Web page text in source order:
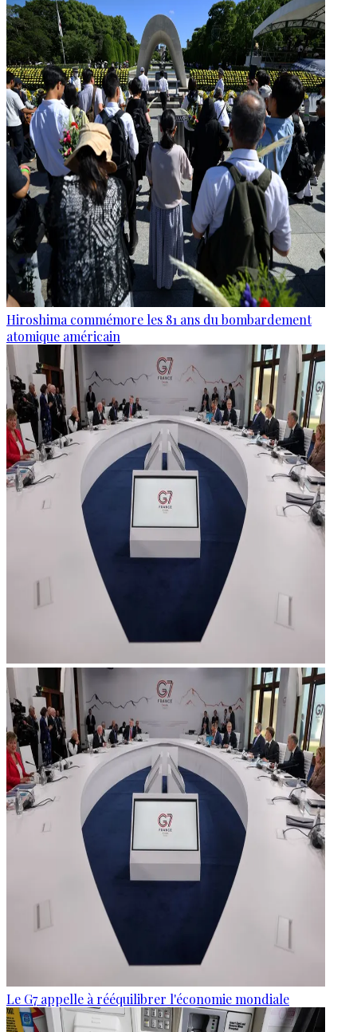
Hiroshima commémore les 81 ans du bombardement
atomique américain
Le G7 appelle à rééquilibrer l'économie mondiale